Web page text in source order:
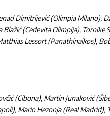
Dimitrijević (Olimpia Milano),
(Cedevita Olimpija), Tornike
Lessort (Panathinaikos),
(Cibona), Martin Junaković
Mario Hezonja (Real Madrid),